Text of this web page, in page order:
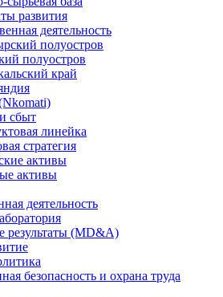
развития
деятельность
полуостров
полуостров
край
сбыт
линейка
стратегия
активы
активы
деятельность
результаты (MD&A)
безопасность и охрана труда